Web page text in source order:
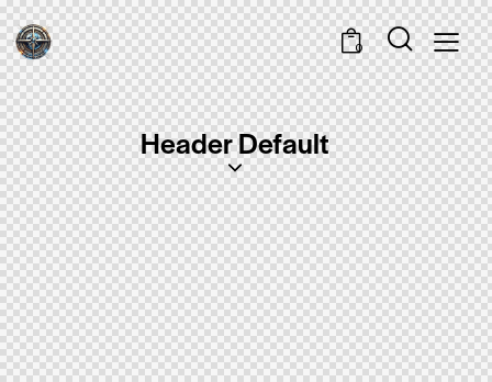
0
Header Default